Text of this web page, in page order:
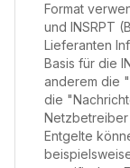
Format
und INSRPT
Lieferanten
Basis für die
anderem die
die
Entgelte